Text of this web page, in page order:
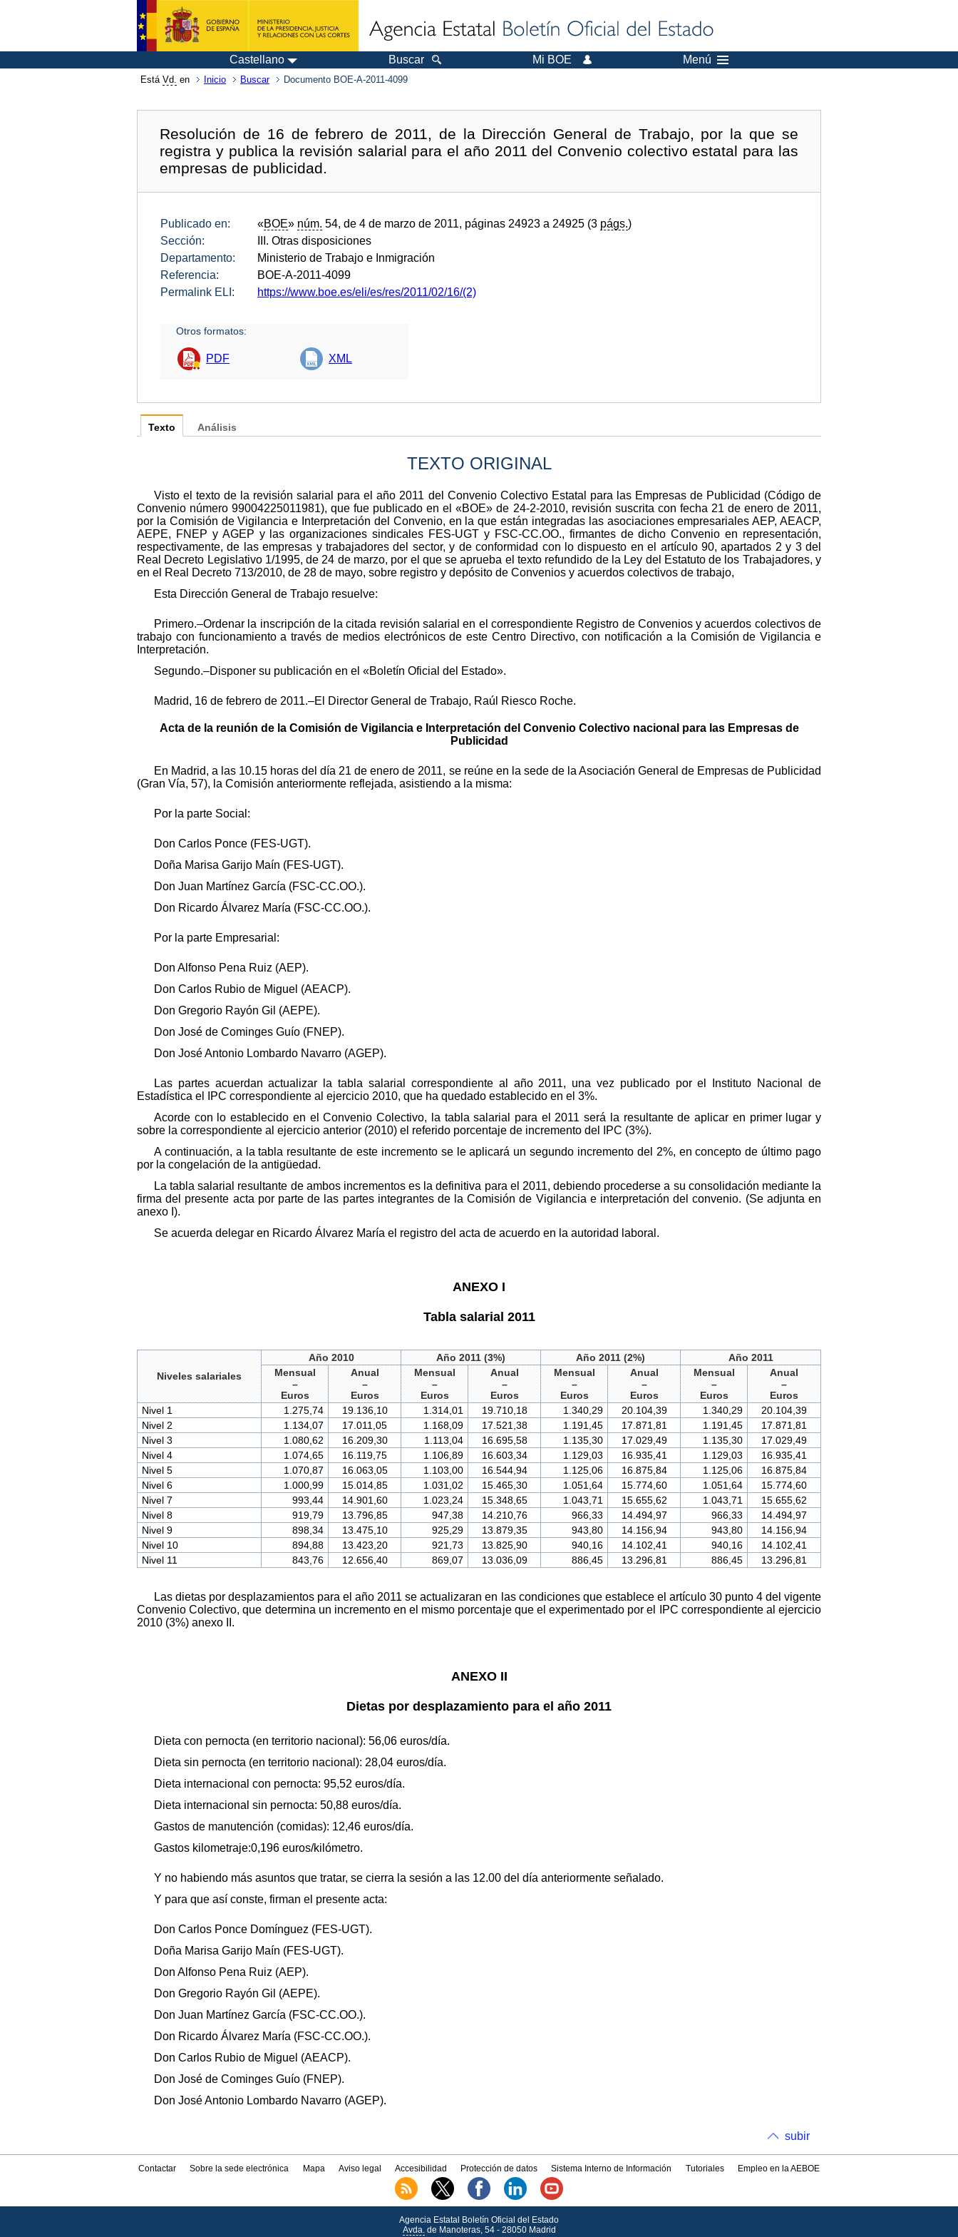
Castellano Buscar Mi BOE Menú
Está Vd. en Inicio Buscar Documento BOE-A-2011-4099
Resolución de 16 de febrero de 2011, de la Dirección General de Trabajo, por la que se
registra y publica la revisión salarial para el año 2011 del Convenio colectivo estatal para las
empresas de publicidad.
Publicado en: «BOE» núm. 54, de 4 de marzo de 2011, páginas 24923 a 24925 (3 págs.)
Sección:
III. Otras disposiciones
Departamento:
Ministerio de Trabajo e Inmigración
Referencia:
BOE-A-2011-4099
Permalink ELI:
https://www.boe.es/eli/es/res/2011/02/16/(2)
Otros formatos:
PDF XML
Texto
TEXTO ORIGINAL
Visto el texto de la revisión salarial para el año 2011 del Convenio Colectivo Estatal para las Empresas de Publicidad (Código de
Convenio número 99004225011981), que fue publicado en el «BOE» de 24-2-2010, revisión suscrita con fecha 21 de enero de 2011,
por la Comisión de Vigilancia e Interpretación del Convenio, en la que están integradas las asociaciones empresariales AEP, AEACP,
AEPE, FNEP y AGEP y las organizaciones sindicales FES-UGT y FSC-CC.OO., firmantes de dicho Convenio en representación,
respectivamente, de las empresas y trabajadores del sector, y de conformidad con lo dispuesto en el artículo 90, apartados 2 y 3 del
Real Decreto Legislativo 1/1995, de 24 de marzo, por el que se aprueba el texto refundido de la Ley del Estatuto de los Trabajadores, y
en el Real Decreto 713/2010, de 28 de mayo, sobre registro y depósito de Convenios y acuerdos colectivos de trabajo,
Esta Dirección General de Trabajo resuelve:
Primero.–Ordenar la inscripción de la citada revisión salarial en el correspondiente Registro de Convenios y acuerdos colectivos de
trabajo con funcionamiento a través de medios electrónicos de este Centro Directivo, con notificación a la Comisión de Vigilancia e
Interpretación.
Segundo.–Disponer su publicación en el «Boletín Oficial del Estado».
Madrid, 16 de febrero de 2011.–El Director General de Trabajo, Raúl Riesco Roche.
Acta de la reunión de la Comisión de Vigilancia e Interpretación del Convenio Colectivo nacional para las Empresas de
Publicidad
En Madrid, a las 10.15 horas del día 21 de enero de 2011, se reúne en la sede de la Asociación General de Empresas de Publicidad
(Gran Vía, 57), la Comisión anteriormente reflejada, asistiendo a la misma:
Por la parte Social:
Don Carlos Ponce (FES-UGT).
Doña Marisa Garijo Maín (FES-UGT).
Don Juan Martínez García (FSC-CC.OO.).
Don Ricardo Álvarez María (FSC-CC.OO.).
Por la parte Empresarial:
Don Alfonso Pena Ruiz (AEP).
Don Carlos Rubio de Miguel (AEACP).
Don Gregorio Rayón Gil (AEPE).
Don José de Cominges Guío (FNEP).
Don José Antonio Lombardo Navarro (AGEP).
Las partes acuerdan actualizar la tabla salarial correspondiente al año 2011, una vez publicado por el Instituto Nacional de
Estadística el IPC correspondiente al ejercicio 2010, que ha quedado establecido en el 3%.
Acorde con lo establecido en el Convenio Colectivo, la tabla salarial para el 2011 será la resultante de aplicar en primer lugar y
sobre la correspondiente al ejercicio anterior (2010) el referido porcentaje de incremento del IPC (3%).
A continuación, a la tabla resultante de este incremento se le aplicará un segundo incremento del 2%, en concepto de último pago
por la congelación de la antigüedad.
La tabla salarial resultante de ambos incrementos es la definitiva para el 2011, debiendo procederse a su consolidación mediante la
firma del presente acta por parte de las partes integrantes de la Comisión de Vigilancia e interpretación del convenio. (Se adjunta en
anexo I).
Se acuerda delegar en Ricardo Álvarez María el registro del acta de acuerdo en la autoridad laboral.
ANEXO I
Tabla salarial 2011
Niveles salariales
Año 2010 Año 2011 (3%) Año 2011 (2%)
Año 2011
Mensual
–
Euros
Anual
–
Euros
Mensual
–
Euros
Anual
–
Euros
Mensual
–
Euros
Anual
–
Euros
Mensual
–
Euros
Anual
–
Euros
Nivel 1
1.275,74 19.136,10 1.314,01 19.710,18 1.340,29 20.104,39 1.340,29
20.104,39
Nivel 2
1.134,07 17.011,05 1.168,09 17.521,38 1.191,45 17.871,81 1.191,45
17.871,81
Nivel 3
1.080,62 16.209,30 1.113,04 16.695,58 1.135,30 17.029,49 1.135,30
17.029,49
Nivel 4
1.074,65 16.119,75 1.106,89 16.603,34 1.129,03 16.935,41 1.129,03
16.935,41
Nivel 5
1.070,87 16.063,05 1.103,00 16.544,94 1.125,06 16.875,84 1.125,06
16.875,84
Nivel 6
1.000,99 15.014,85 1.031,02 15.465,30 1.051,64 15.774,60 1.051,64
15.774,60
Nivel 7
993,44 14.901,60 1.023,24 15.348,65 1.043,71 15.655,62 1.043,71
15.655,62
Nivel 8
919,79 13.796,85 947,38 14.210,76 966,33 14.494,97 966,33
14.494,97
Nivel 9
898,34 13.475,10 925,29 13.879,35 943,80 14.156,94 943,80
14.156,94
Nivel 10
894,88 13.423,20 921,73 13.825,90 940,16 14.102,41 940,16
14.102,41
Nivel 11
843,76 12.656,40 869,07 13.036,09 886,45 13.296,81 886,45 13.296,81
Las dietas por desplazamientos para el año 2011 se actualizaran en las condiciones que establece el artículo 30 punto 4 del vigente
Convenio Colectivo, que determina un incremento en el mismo porcentaje que el experimentado por el IPC correspondiente al ejercicio
2010 (3%) anexo II.
ANEXO II
Dietas por desplazamiento para el año 2011
Dieta con pernocta (en territorio nacional): 56,06 euros/día.
Dieta sin pernocta (en territorio nacional): 28,04 euros/día.
Dieta internacional con pernocta: 95,52 euros/día.
Dieta internacional sin pernocta: 50,88 euros/día.
Gastos de manutención (comidas): 12,46 euros/día.
Gastos kilometraje:0,196 euros/kilómetro.
Y no habiendo más asuntos que tratar, se cierra la sesión a las 12.00 del día anteriormente señalado.
Y para que así conste, firman el presente acta:
Don Carlos Ponce Domínguez (FES-UGT).
Doña Marisa Garijo Maín (FES-UGT).
Don Alfonso Pena Ruiz (AEP).
Don Gregorio Rayón Gil (AEPE).
Don Juan Martínez García (FSC-CC.OO.).
Don Ricardo Álvarez María (FSC-CC.OO.).
Don Carlos Rubio de Miguel (AEACP).
Don José de Cominges Guío (FNEP).
Don José Antonio Lombardo Navarro (AGEP).
Análisis
subir
Contactar Sobre la sede electrónica Mapa Aviso legal Accesibilidad Protección de datos Sistema Interno de Información Tutoriales Empleo en la AEBOE
Agencia Estatal Boletín Oficial del Estado
Avda.de Manoteras, 54 - 28050 Madrid